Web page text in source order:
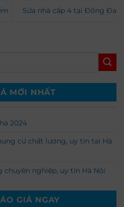
Sửa nhà cấp 4 tại Đống Đa
MỚI NHẤT
2024
cư chất lượng, uy tín tại Hà
chuyên nghiệp, uy tín Hà Nội
GIÁ NGAY